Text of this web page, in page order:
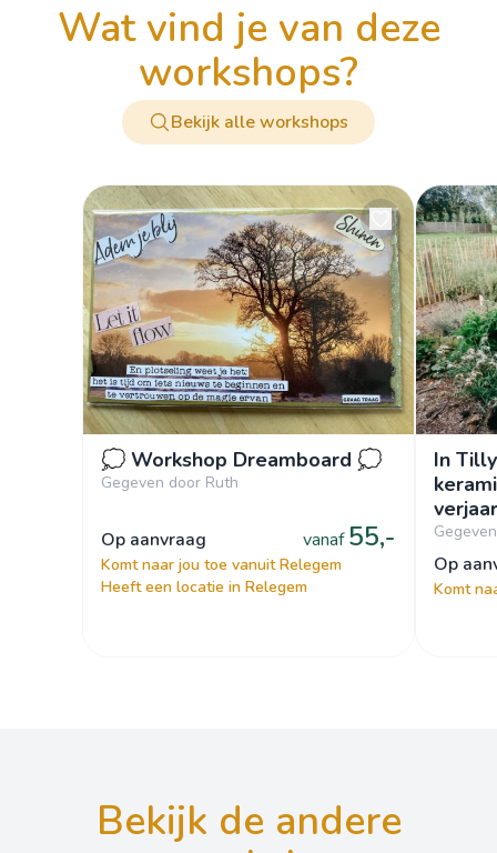
wat vind je van deze
workshops?
Bekijk alle workshops
💭 Workshop Dreamboard 💭
Gegeven door Ruth
op aanvraag vanaf 55,-
Komt naar jou toe vanuit Relegem
Heeft een locatie in Relegem
In
op
Komt
bekijk de andere